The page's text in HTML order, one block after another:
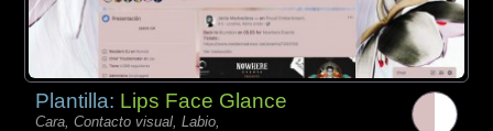
Plantilla: Lips Face Glance
Cara, Contacto visual, Labio,